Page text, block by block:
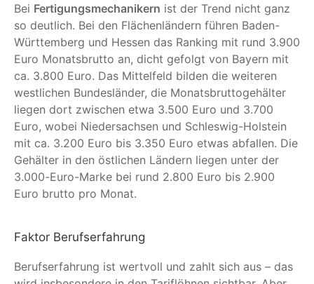
Bei Fertigungsmechanikern ist der Trend nicht ganz
so deutlich. Bei den Flächenländern führen Baden-
Württemberg und Hessen das Ranking mit rund 3.900
Euro Monatsbrutto an, dicht gefolgt von Bayern mit
ca. 3.800 Euro. Das Mittelfeld bilden die weiteren
westlichen Bundesländer, die Monatsbruttogehälter
liegen dort zwischen etwa 3.500 Euro und 3.700
Euro, wobei Niedersachsen und Schleswig-Holstein
mit ca. 3.200 Euro bis 3.350 Euro etwas abfallen. Die
Gehälter in den östlichen Ländern liegen unter der
3.000-Euro-Marke bei rund 2.800 Euro bis 2.900
Euro brutto pro Monat.
Faktor Berufserfahrung
Berufserfahrung ist wertvoll und zahlt sich aus – das